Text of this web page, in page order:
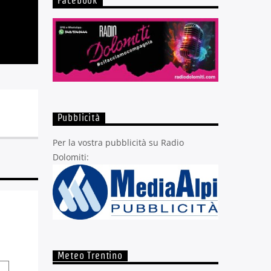
Pubblicità
Per la vostra pubblicità su Radio
Dolomiti:
Meteo Trentino